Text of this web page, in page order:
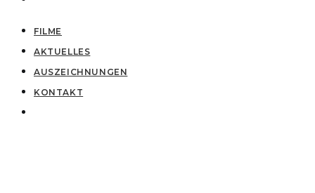
FILME
AKTUELLES
AUSZEICHNUNGEN
KONTAKT